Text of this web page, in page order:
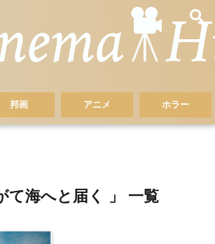
邦画 アニメ ホラー
て海へと届く 」 一覧